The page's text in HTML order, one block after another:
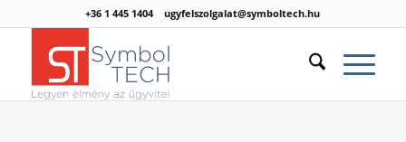
+36 1 445 1404 ugyfelszolgalat@symboltech.hu